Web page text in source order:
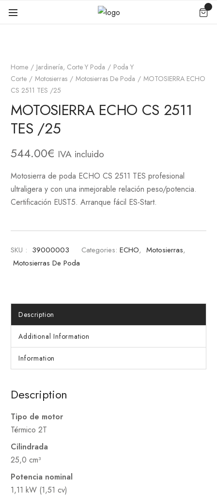
Home Jardinería, Corte Y Poda
Poda Y
Corte
Motosierras Motosierras De Poda
MOTOSIERRA ECHO
CS 2511 TES /25
MOTOSIERRA ECHO CS 2511
TES /25
544.00€ IVA incluido
Motosierra de poda ECHO CS 2511 TES profesional
ultraligera y con una inmejorable relación peso/potencia.
Certificación EUST5. Arranque fácil ES-Start.
SKU : 39000003 Categories: ECHO, Motosierras,
Motosierras De Poda
Description
Additional Information
Information
Description
Tipo de motor
Térmico 2T
Cilindrada
25,0 cm³
Potencia nominal
1,11 kW (1,51 cv)